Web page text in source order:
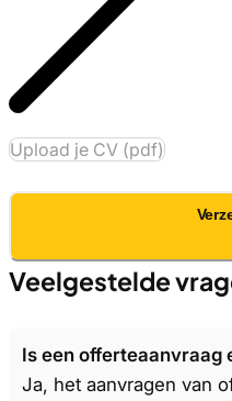
Upload je CV (pdf)
Veelgestelde
Is een offerteaanvraag
Ja, het aanvragen van